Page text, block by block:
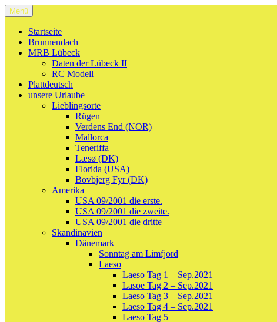
Zum
Inhalt
springen
Welcome to Holgy
…alles was mir so durch den Kopf geht.
Menü
Startseite
Brunnendach
MRB Lübeck
Daten der Lübeck II
RC Modell
Plattdeutsch
unsere Urlaube
Lieblingsorte
Rügen
Verdens End (NOR)
Mallorca
Teneriffa
Læsø (DK)
Florida (USA)
Bovbjerg Fyr (DK)
Amerika
USA 09/2001 die erste.
USA 09/2001 die zweite.
USA 09/2001 die dritte
Skandinavien
Dänemark
Sonntag am Limfjord
Laeso
Laeso Tag 1 – Sep.2021
Lasoe Tag 2 – Sep.2021
Laeso Tag 3 – Sep.2021
Laeso Tag 4 – Sep.2021
Laeso Tag 5